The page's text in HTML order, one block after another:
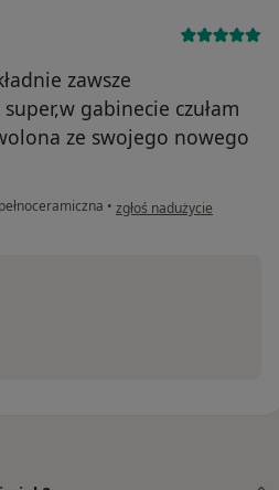
zawsze
gabinecie czułam
ze swojego nowego
• w opinii użytkownika Justyna
zgłoś nadużycie